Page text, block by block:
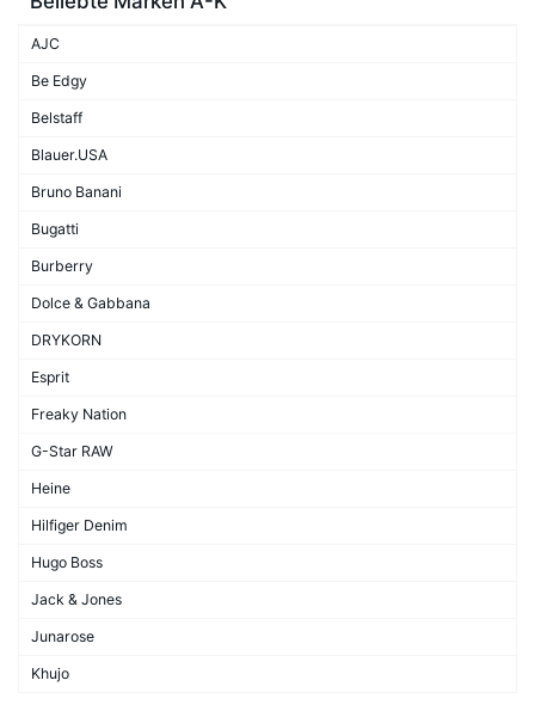
AJC
Be Edgy
Belstaff
Blauer.USA
Bruno Banani
Bugatti
Burberry
Dolce & Gabbana
DRYKORN
Esprit
Freaky Nation
G-Star RAW
Heine
Hilfiger Denim
Hugo Boss
Jack & Jones
Junarose
Khujo